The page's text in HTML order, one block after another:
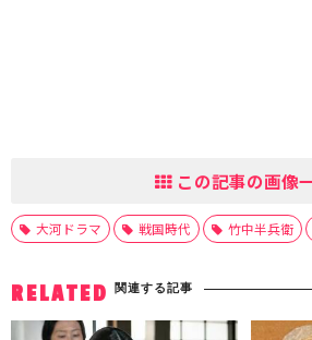
この記事の画像
大河ドラマ 戦国時代 竹中半兵衛
RELATED 関連する記事